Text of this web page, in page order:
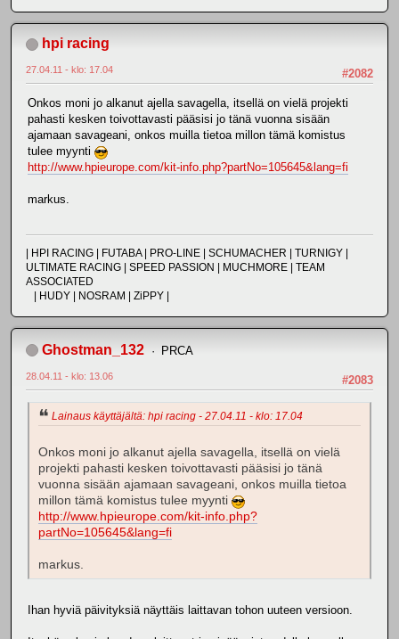
hpi racing
#2082
27.04.11 - klo: 17.04
Onkos moni jo alkanut ajella savagella, itsellä on vielä projekti
pahasti kesken toivottavasti pääsisi jo tänä vuonna sisään
ajamaan savageani, onkos muilla tietoa millon tämä komistus
tulee myynti
http://www.hpieurope.com/kit-info.php?partNo=105645&lang=fi
markus.
| HPI RACING | FUTABA | PRO-LINE | SCHUMACHER | TURNIGY |
ULTIMATE RACING | SPEED PASSION | MUCHMORE | TEAM
ASSOCIATED
| HUDY | NOSRAM | ZiPPY |
Ghostman_132 PRCA
#2083
28.04.11 - klo: 13.06
Lainaus käyttäjältä: hpi racing - 27.04.11 - klo: 17.04
Onkos moni jo alkanut ajella savagella, itsellä on vielä
projekti pahasti kesken toivottavasti pääsisi jo tänä
vuonna sisään ajamaan savageani, onkos muilla tietoa
millon tämä komistus tulee myynti
http://www.hpieurope.com/kit-info.php?
partNo=105645&lang=fi
markus.
Ihan hyviä päivityksiä näyttäis laittavan tohon uuteen versioon.